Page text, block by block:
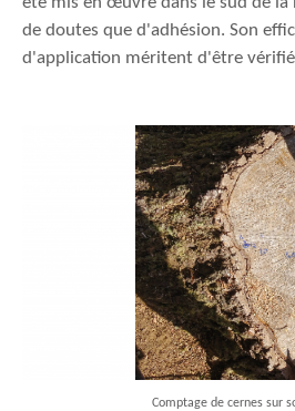
de doutes que d'adhésion. Son
d'application méritent d'être
Comptage de cernes sur